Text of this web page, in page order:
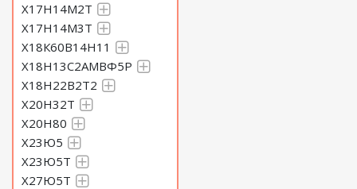
Х17Н14М2Т
Х17Н14М3Т
Х18К60В14Н11
Х18Н13С2АМВФ5Р
Х18Н22В2Т2
Х20Н32Т
Х20Н80
Х23Ю5
Х23Ю5Т
Х27Ю5Т